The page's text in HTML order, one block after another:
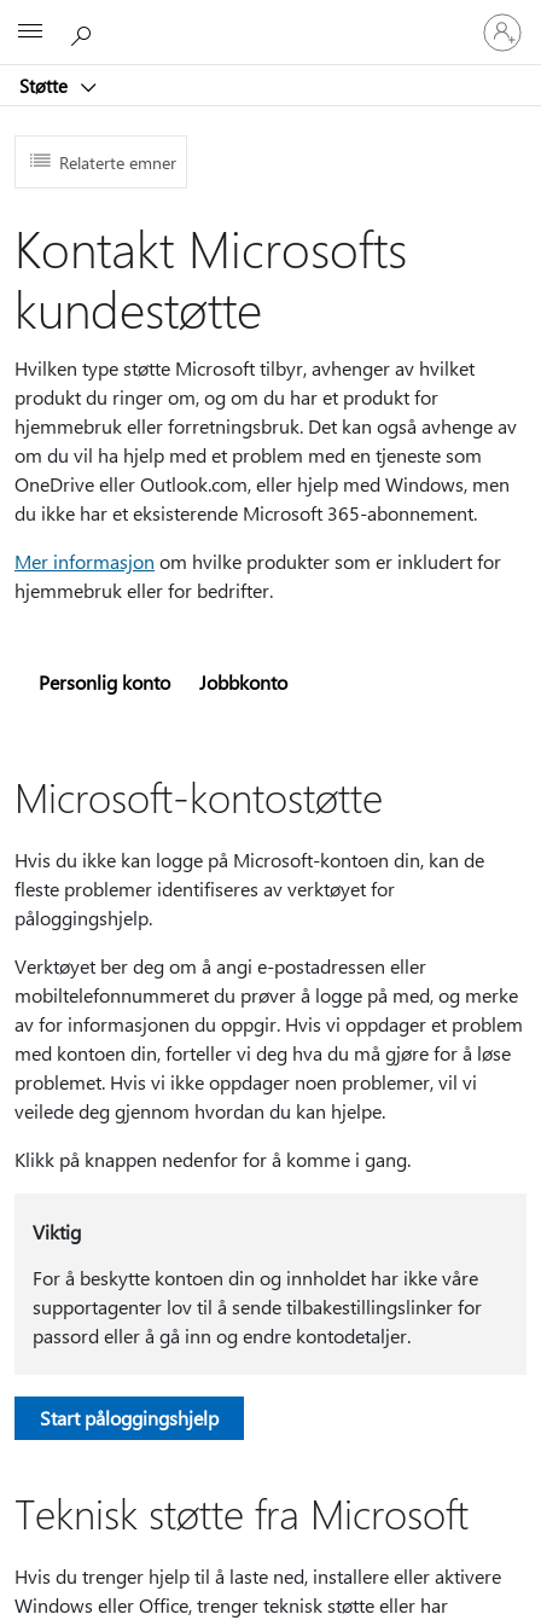
Støtte
Logg
på
kontoen
Relaterte emner
Kontakt Microsofts
kundestøtte
Hvilken type støtte Microsoft tilbyr, avhenger av hvilket
produkt du ringer om, og om du har et produkt for
hjemmebruk eller forretningsbruk. Det kan også avhenge av
om du vil ha hjelp med et problem med en tjeneste som
OneDrive eller Outlook.com, eller hjelp med Windows, men
du ikke har et eksisterende Microsoft 365-abonnement.
Mer informasjon om hvilke produkter som er inkludert for
hjemmebruk eller for bedrifter.
Personlig konto Jobbkonto
Microsoft-kontostøtte
Hvis du ikke kan logge på Microsoft-kontoen din, kan de
fleste problemer identifiseres av verktøyet for
påloggingshjelp.
Verktøyet ber deg om å angi e-postadressen eller
mobiltelefonnummeret du prøver å logge på med, og merke
av for informasjonen du oppgir. Hvis vi oppdager et problem
med kontoen din, forteller vi deg hva du må gjøre for å løse
problemet. Hvis vi ikke oppdager noen problemer, vil vi
veilede deg gjennom hvordan du kan hjelpe.
Klikk på knappen nedenfor for å komme i gang.
Viktig
For å beskytte kontoen din og innholdet har ikke våre
supportagenter lov til å sende tilbakestillingslinker for
passord eller å gå inn og endre kontodetaljer.
Start påloggingshjelp
Teknisk støtte fra Microsoft
Hvis du trenger hjelp til å laste ned, installere eller aktivere
Windows eller Office, trenger teknisk støtte eller har